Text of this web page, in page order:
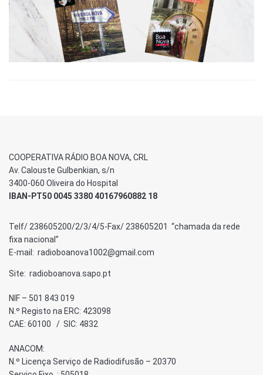
COOPERATIVA RÁDIO BOA NOVA, CRL
Av. Calouste Gulbenkian, s/n
3400-060 Oliveira do Hospital
IBAN-PT50 0045 3380 40167960882 18
Telf/ 238605200/2/3/4/5-Fax/ 238605201 “chamada da rede
fixa nacional”
E-mail: radioboanova1002@gmail.com
Site: radioboanova.sapo.pt
NIF – 501 843 019
N.º Registo na ERC: 423098
CAE: 60100 / SIC: 4832
ANACOM:
N.º Licença Serviço de Radiodifusão – 20370